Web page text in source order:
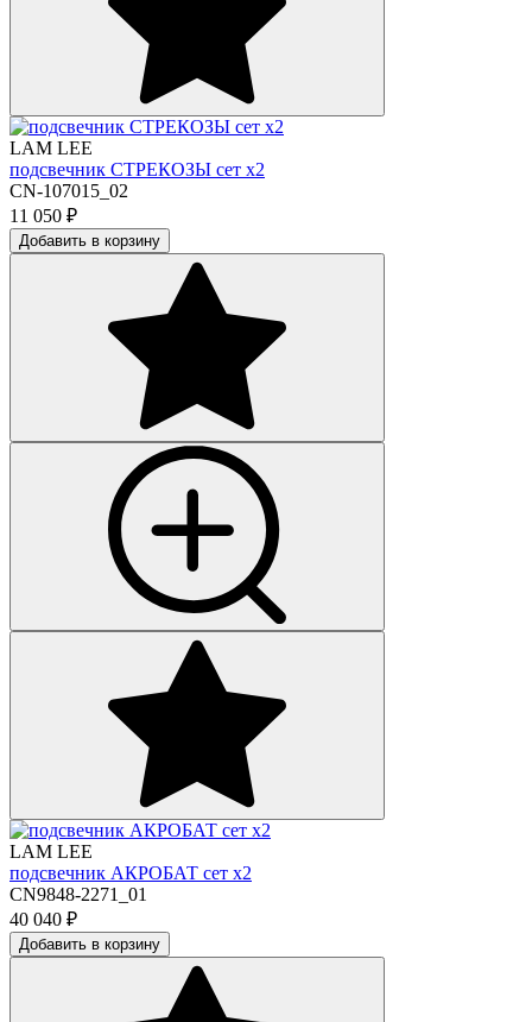
LAM LEE
подсвечник СТРЕКОЗЫ сет х2
CN-107015_02
11 050 ₽
Добавить в корзину
LAM LEE
подсвечник АКРОБАТ сет х2
CN9848-2271_01
40 040 ₽
Добавить в корзину